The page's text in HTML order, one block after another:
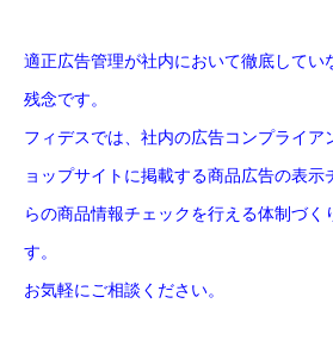
適正広告管理が社内において徹底してい
残念です。
フィデスでは、社内の広告コンプライア
ョップサイトに掲載する商品広告の表
らの商品情報チェックを行える体制づく
す。
お気軽にご相談ください。